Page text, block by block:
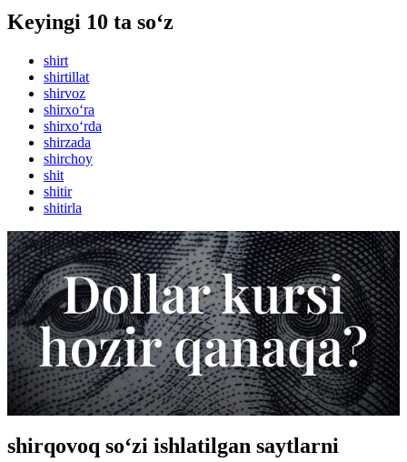
Keyingi 10 ta so‘z
shirt
shirtillat
shirvoz
shirxo‘ra
shirxo‘rda
shirzada
shirchoy
shit
shitir
shitirla
shirqovoq so‘zi ishlatilgan saytlarni